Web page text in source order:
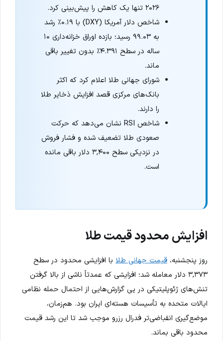
۲۰۲۶ تنها یک کاهش را پیش‌بینی کرد.
شاخص دلار آمریکا (DXY) با ۰.۱۹٪ رشد
به ۹۹.۰۳ رسید؛ بازده اوراق خزانه‌داری ۱۰
ساله در سطح ۴.۳۹۱٪ بدون تغییر باقی
ماند.
شورای جهانی طلا اعلام کرد که اکثر
بانک‌های مرکزی قصد افزایش ذخایر طلا
را دارند.
شاخص RSI نشان می‌دهد که حرکت
صعودی طلا تضعیف شده و فشار فروش
در نزدیکی سطح ۳,۴۰۰ دلار باقی مانده
است.
افزایش محدود قیمت طلا
روز پنجشنبه، قیمت جهانی طلا با افزایشی محدود در سطح
۳,۳۷۳ دلار معامله شد؛ افزایشی که عمدتاً ناشی از بالا گرفتن
تنش‌های ژئوپلیتیکی در پی گزارش‌هایی از احتمال حمله نظامی
ایالات متحده به تأسیسات هسته‌ای ایران بود. هم‌زمان،
موضع‌گیری انقباضی‌تر فدرال رزرو موجب شد تا این رشد قیمت
محدود باقی بماند.